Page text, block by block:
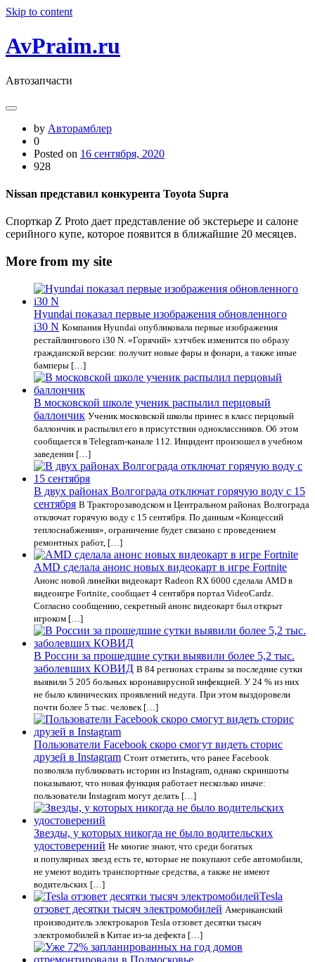
Skip to content
AvPraim.ru
Автозапчасти
by Авторамблер
0
Posted on 16 сентября, 2020
928
Nissan представил конкурента Toyota Supra
Спорткар Z Proto дает представление об экстерьере и салоне
серийного купе, которое появится в ближайшие 20 месяцев.
More from my site
Hyundai показал первые изображения обновленного
i30 N Компания Hyundai опубликовала первые изображения
рестайлингового i30 N. «Горячий» хэтчбек изменится по образу
гражданской версии: получит новые фары и фонари, а также иные
бамперы […]
В московской школе ученик распылил перцовый
баллончик Ученик московской школы принес в класс перцовый
баллончик и распылил его в присутствии одноклассников. Об этом
сообщается в Telegram-канале 112. Инцидент произошел в учебном
заведении […]
В двух районах Волгограда отключат горячую воду с 15
сентября В Тракторозаводском и Центральном районах Волгограда
отключат горячую воду с 15 сентября. По данным «Концессий
теплоснабжения», ограничение будет связано с проведением
ремонтных работ, […]
AMD сделала анонс новых видеокарт в игре Fortnite
Анонс новой линейки видеокарт Radeon RX 6000 сделала AMD в
видеоигре Fortnite, сообщает 4 сентября портал VideoCardz.
Согласно сообщению, секретный анонс видеокарт был открыт
игроком […]
В России за прошедшие сутки выявили более 5,2 тыс.
заболевших КОВИД В 84 регионах страны за последние сутки
выявили 5 205 больных коронавирусной инфекцией. У 24 % из них
не было клинических проявлений недуга. При этом выздоровели
почти более 5 тыс. человек […]
Пользователи Facebook скоро смогут видеть сторис
друзей в Instagram Стоит отметить, что ранее Facebook
позволяла публиковать истории из Instagram, однако скриншоты
показывают, что новая функция работает несколько иначе:
пользователи Instagram могут делать […]
Звезды, у которых никогда не было водительских
удостоверений Не многие знают, что среди богатых
и популярных звезд есть те, которые не покупают себе автомобили,
не умеют водить транспортные средства, а также не имеют
водительских […]
Tesla
отзовет десятки тысяч электромобилей Американский
производитель электрокаров Tesla отзовет десятки тысяч
электромобилей в Китае из-за дефекта […]